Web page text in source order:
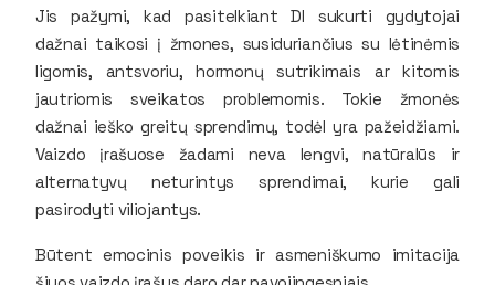
Jis pažymi, kad pasitelkiant DI sukurti gydytojai
dažnai taikosi į žmones, susiduriančius su lėtinėmis
ligomis, antsvoriu, hormonų sutrikimais ar kitomis
jautriomis sveikatos problemomis. Tokie žmonės
dažnai ieško greitų sprendimų, todėl yra pažeidžiami.
Vaizdo įrašuose žadami neva lengvi, natūralūs ir
alternatyvų neturintys sprendimai, kurie gali
pasirodyti viliojantys.
Būtent emocinis poveikis ir asmeniškumo imitacija